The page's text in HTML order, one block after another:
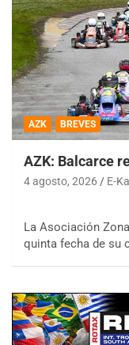
AZK BREVES
AZK: Balcarce
4 agosto, 2026 E-
La Asociación
quinta fecha de su